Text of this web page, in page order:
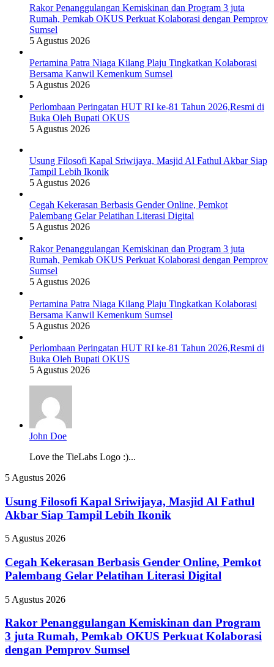
Rakor Penanggulangan Kemiskinan dan Program 3 juta
Rumah, Pemkab OKUS Perkuat Kolaborasi dengan Pemprov
Sumsel
5 Agustus 2026
Pertamina Patra Niaga Kilang Plaju Tingkatkan Kolaborasi
Bersama Kanwil Kemenkum Sumsel
5 Agustus 2026
Perlombaan Peringatan HUT RI ke-81 Tahun 2026,Resmi di
Buka Oleh Bupati OKUS
5 Agustus 2026
Usung Filosofi Kapal Sriwijaya, Masjid Al Fathul Akbar Siap
Tampil Lebih Ikonik
5 Agustus 2026
Cegah Kekerasan Berbasis Gender Online, Pemkot
Palembang Gelar Pelatihan Literasi Digital
5 Agustus 2026
Rakor Penanggulangan Kemiskinan dan Program 3 juta
Rumah, Pemkab OKUS Perkuat Kolaborasi dengan Pemprov
Sumsel
5 Agustus 2026
Pertamina Patra Niaga Kilang Plaju Tingkatkan Kolaborasi
Bersama Kanwil Kemenkum Sumsel
5 Agustus 2026
Perlombaan Peringatan HUT RI ke-81 Tahun 2026,Resmi di
Buka Oleh Bupati OKUS
5 Agustus 2026
John Doe
Love the TieLabs Logo :)...
Usung
Kapal
Sriwijaya,
Masjid
Fathul
Siap
Tampil
Ikonik
5 Agustus 2026
Usung Filosofi Kapal Sriwijaya, Masjid Al Fathul
Akbar Siap Tampil Lebih Ikonik
Cegah
Berbasis
Gender
Online,
Palembang
Pelatihan
Literasi
Digital
5 Agustus 2026
Cegah Kekerasan Berbasis Gender Online, Pemkot
Palembang Gelar Pelatihan Literasi Digital
Rakor
Kemiskinan
dan
Program
3
5 Agustus 2026
Rakor Penanggulangan Kemiskinan dan Program
3 juta Rumah, Pemkab OKUS Perkuat Kolaborasi
dengan Pemprov Sumsel